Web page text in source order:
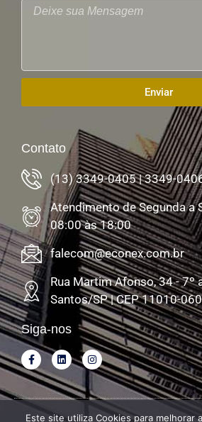
Enviar
Contato
(13) 3349-0405 | 3349-
Atendimento de Segunda a
08:00 às 18:00
falecom@econex.com.br
Rua Martim Afonso, 34 - 7º
Santos/SP | CEP 11010-060
Siga-nos
Este site utiliza Cookies para melhorar